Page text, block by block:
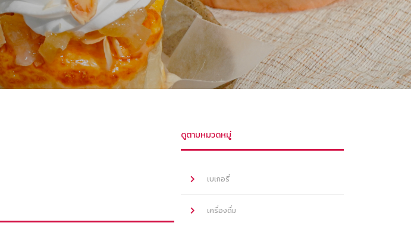
ดูตามหมวดหมู่
เบเกอรี่
เครื่องดื่ม